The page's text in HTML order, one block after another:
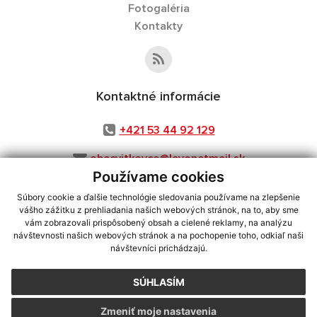
Používame cookies
Súbory cookie a ďalšie technológie sledovania používame na zlepšenie
vášho zážitku z prehliadania našich webových stránok, na to, aby sme
vám zobrazovali prispôsobený obsah a cielené reklamy, na analýzu
návštevnosti našich webových stránok a na pochopenie toho, odkiaľ naši
návštevníci prichádzajú.
SÚHLASÍM
Zmeniť moje nastavenia
Fotogaléria
Kontakty
Kontaktné informácie
+421 53 44 92 129
obecvitkovce@levonetmail.sk
využite možnosť získavania aktuálnych informácií s využitím RSS
CMS systém (redakčný) systém ECHELON 2,Mapa stránok,web portál
webex.digital, s.r.o.,domény,registrácia domény
Posledná aktualizácia:06.08.2026